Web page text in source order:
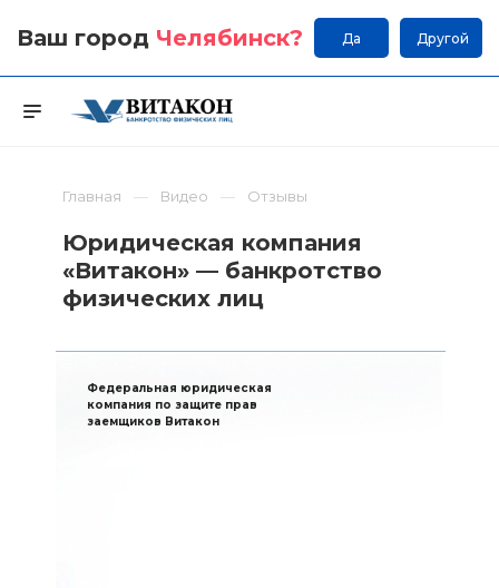
Ваш город Челябинск? Да Другой
Главная Видео Отзывы
Юридическая компания
«Витакон» — банкротство
физических лиц
Федеральная юридическая
компания по защите прав
заемщиков Витакон